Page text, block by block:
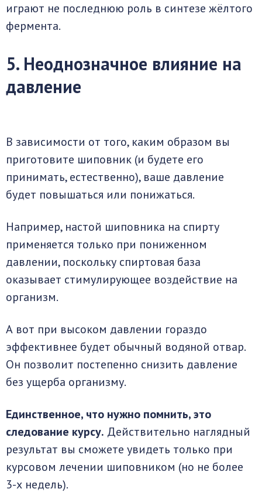
играют не последнюю роль в синтезе жёлтого
фермента.
5. Неоднозначное влияние на
давление
В зависимости от того, каким образом вы
приготовите шиповник (и будете его
принимать, естественно), ваше давление
будет повышаться или понижаться.
Например, настой шиповника на спирту
применяется только при пониженном
давлении, поскольку спиртовая база
оказывает стимулирующее воздействие на
организм.
А вот при высоком давлении гораздо
эффективнее будет обычный водяной отвар.
Он позволит постепенно снизить давление
без ущерба организму.
Единственное, что нужно помнить, это
следование курсу. Действительно наглядный
результат вы сможете увидеть только при
курсовом лечении шиповником (но не более
3-х недель).